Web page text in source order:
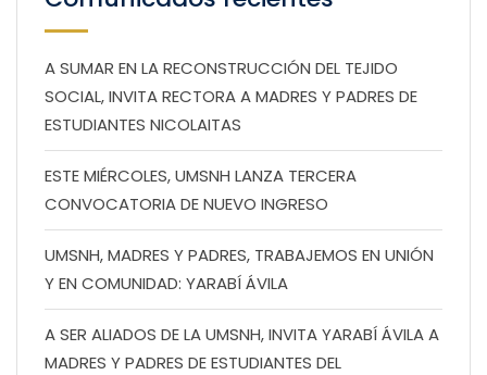
A SUMAR EN LA RECONSTRUCCIÓN DEL TEJIDO
SOCIAL, INVITA RECTORA A MADRES Y PADRES DE
ESTUDIANTES NICOLAITAS
ESTE MIÉRCOLES, UMSNH LANZA TERCERA
CONVOCATORIA DE NUEVO INGRESO
UMSNH, MADRES Y PADRES, TRABAJEMOS EN UNIÓN
Y EN COMUNIDAD: YARABÍ ÁVILA
A SER ALIADOS DE LA UMSNH, INVITA YARABÍ ÁVILA A
MADRES Y PADRES DE ESTUDIANTES DEL